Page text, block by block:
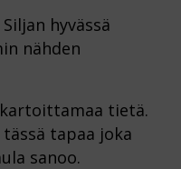
hyvässä
nähden
tietä.
tapaa joka
sanoo.